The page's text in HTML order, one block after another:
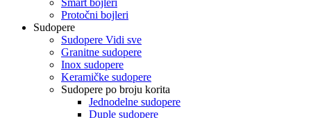
Smart bojleri
Protočni bojleri
Sudopere
Sudopere Vidi sve
Granitne sudopere
Inox sudopere
Keramičke sudopere
Sudopere po broju korita
Jednodelne sudopere
Duple sudopere